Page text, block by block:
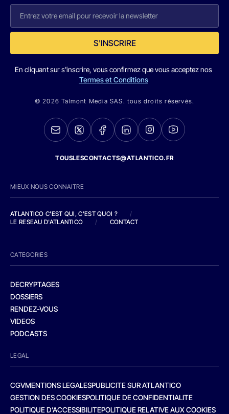
S'INSCRIRE
En cliquant sur s'inscrire, vous confirmez que vous acceptez nos
Termes et Conditions
© 2026 Talmont Media SAS. tous droits réservés.
TOUSLESCONTACTS@ATLANTICO.FR
MIEUX NOUS CONNAITRE
ATLANTICO C'EST QUI, C'EST QUOI ?
/
LE RESEAU D'ATLANTICO
/ CONTACT
CATEGORIES
DECRYPTAGES
DOSSIERS
RENDEZ-VOUS
VIDEOS
PODCASTS
LEGAL
CGVMENTIONS LEGALESPUBLICITE SUR ATLANTICO
GESTION DES COOKIESPOLITIQUE DE CONFIDENTIALITE
POLITIQUE D’ACCESSIBILITEPOLITIQUE RELATIVE AUX COOKIES